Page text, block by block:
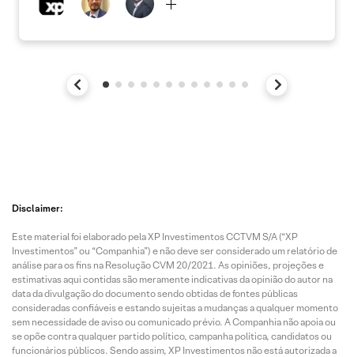
Disclaimer:
Este material foi elaborado pela XP Investimentos CCTVM S/A (“XP
Investimentos” ou “Companhia”) e não deve ser considerado um relatório de
análise para os fins na Resolução CVM 20/2021. As opiniões, projeções e
estimativas aqui contidas são meramente indicativas da opinião do autor na
data da divulgação do documento sendo obtidas de fontes públicas
consideradas confiáveis e estando sujeitas a mudanças a qualquer momento
sem necessidade de aviso ou comunicado prévio. A Companhia não apoia ou
se opõe contra qualquer partido político, campanha política, candidatos ou
funcionários públicos. Sendo assim, XP Investimentos não está autorizada a